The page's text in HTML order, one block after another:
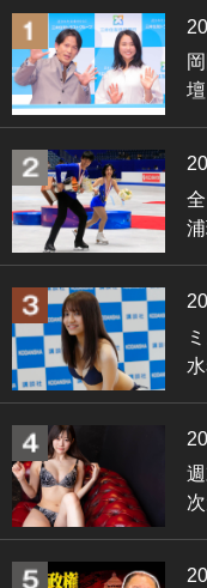
壇